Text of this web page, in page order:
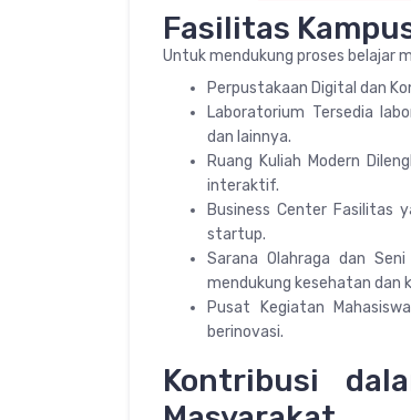
Fasilitas
Untuk mendukung proses belajar
Perpustakaan Digital dan
Laboratorium Tersedia
dan lainnya.
Ruang Kuliah Modern
interaktif.
Business Center Fasilitas
startup.
Sarana Olahraga dan
mendukung kesehatan dan
Pusat Kegiatan
berinovasi.
Kontribusi